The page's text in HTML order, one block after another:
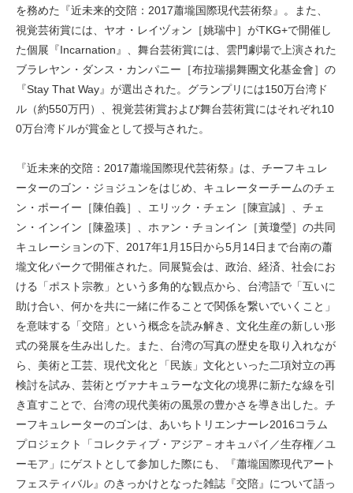
を務めた『近未来的交陪：2017蕭壠国際現代芸術祭』。また、
視覚芸術賞には、ヤオ・レイヅォン［姚瑞中］がTKG+で開催し
た個展『Incarnation』、舞台芸術賞には、雲門劇場で上演された
ブラレヤン・ダンス・カンパニー［布拉瑞揚舞團文化基金會］の
『Stay That Way』が選出された。グランプリには150万台湾ド
ル（約550万円）、視覚芸術賞および舞台芸術賞にはそれぞれ10
0万台湾ドルが賞金として授与された。
『近未来的交陪：2017蕭壠国際現代芸術祭』は、チーフキュレ
ーターのゴン・ジョジュンをはじめ、キュレーターチームのチェ
ン・ポーイー［陳伯義］、エリック・チェン［陳宣誠］、チェ
ン・インイン［陳盈瑛］、ホァン・チョンイン［黃瓊瑩］の共同
キュレーションの下、2017年1月15日から5月14日まで台南の蕭
壠文化パークで開催された。同展覧会は、政治、経済、社会にお
ける「ポスト宗教」という多角的な観点から、台湾語で「互いに
助け合い、何かを共に一緒に作ることで関係を繋いでいくこと」
を意味する「交陪」という概念を読み解き、文化生産の新しい形
式の発展を生み出した。また、台湾の写真の歴史を取り入れなが
ら、美術と工芸、現代文化と「民族」文化といった二項対立の再
検討を試み、芸術とヴァナキュラーな文化の境界に新たな線を引
き直すことで、台湾の現代美術の風景の豊かさを導き出した。チ
ーフキュレーターのゴンは、あいちトリエンナーレ2016コラム
プロジェクト「コレクティブ・アジア－オキュパイ／生存権／ユ
ーモア」にゲストとして参加した際にも、『蕭壠国際現代アート
フェスティバル』のきっかけとなった雑誌『交陪』について語っ